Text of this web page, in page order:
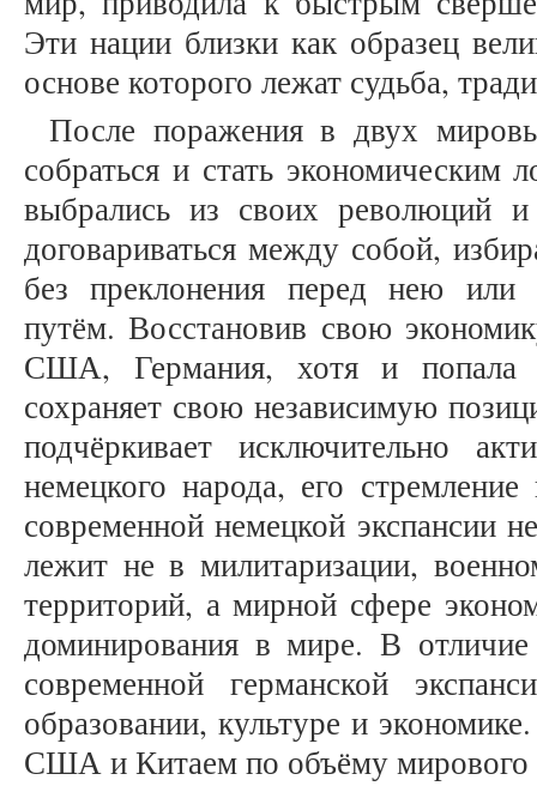
Эти нации близки как образец
основе которого лежат судьба,
После поражения в двух
собраться и стать
выбрались из своих революций и
договариваться между собой,
без преклонения перед нею или
путём. Восстановив свою
США, Германия, хотя и
сохраняет свою независимую
подчёркивает исключительно
немецкого народа, его
современной немецкой экспансии
лежит не в милитаризации,
территорий, а мирной сфере
доминирования в мире. В
современной германской
образовании, культуре и
США и Китаем по объёму мирового